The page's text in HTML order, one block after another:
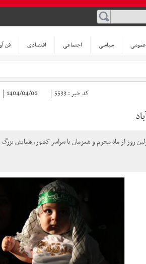
عمومی سیاسی اجتماعی اقتصادی فن
_
کد خبر :5533
1404/04/06
روز از ماه محرم و همزمان با سراسر کشور،